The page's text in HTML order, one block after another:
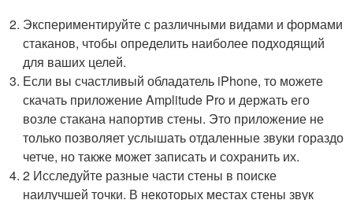
Экспериментируйте с различными видами и формами
стаканов, чтобы определить наиболее подходящий
для ваших целей.
Если вы счастливый обладатель iPhone, то можете
скачать приложение Amplitude Pro и держать его
возле стакана напортив стены. Это приложение не
только позволяет услышать отдаленные звуки гораздо
четче, но также может записать и сохранить их.
2 Исследуйте разные части стены в поиске
наилучшей точки. В некоторых местах стены звук